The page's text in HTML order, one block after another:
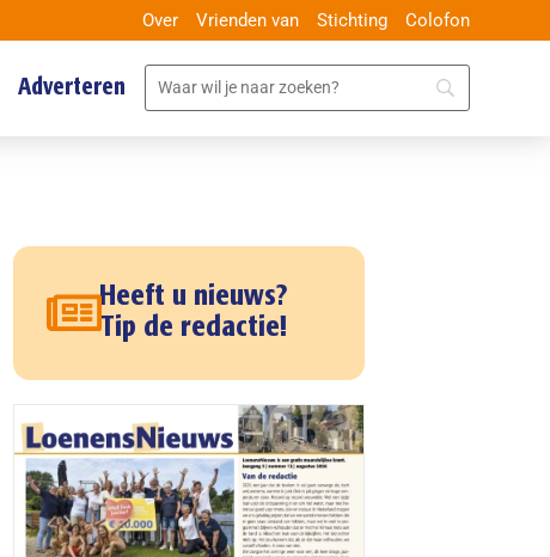
Over Vrienden van Stichting Colofon
Adverteren
Heeft u nieuws?
Tip de redactie!